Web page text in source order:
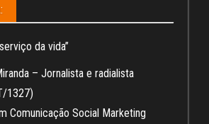
da vida”
– Jornalista e radialista
1327)
Comunicação Social Marketing